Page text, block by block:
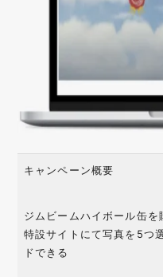
キャンペーン概要
ジムビームハイボール缶を
特設サイトにて写真を5つ
ドできる